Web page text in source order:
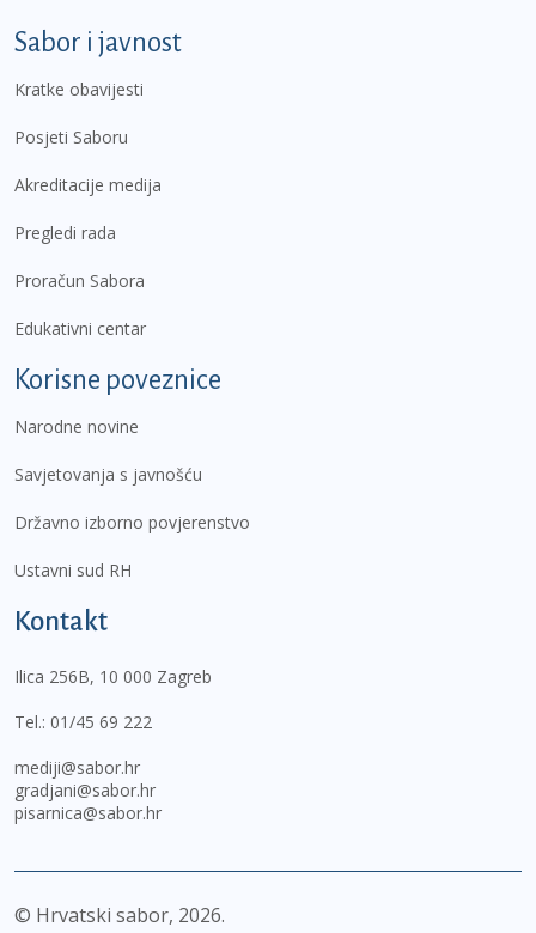
Sabor i javnost
Kratke obavijesti
Posjeti Saboru
Akreditacije medija
Pregledi rada
Proračun Sabora
Edukativni centar
Korisne poveznice
Narodne novine
Savjetovanja s javnošću
Državno izborno povjerenstvo
Ustavni sud RH
Kontakt
Ilica 256B, 10 000 Zagreb
Tel.: 01/45 69 222
mediji@sabor.hr
gradjani@sabor.hr
pisarnica@sabor.hr
© Hrvatski sabor, 2026